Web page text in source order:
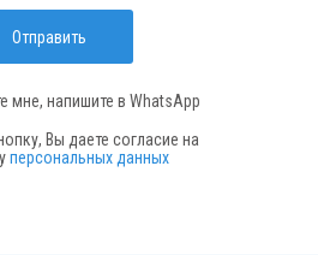
Отправить
мне, напишите в WhatsApp
Вы даете согласие на
персональных данных